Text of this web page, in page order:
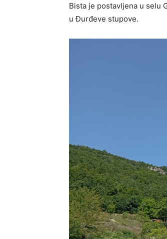
Bista je postavljena u selu
u Đurđeve stupove.